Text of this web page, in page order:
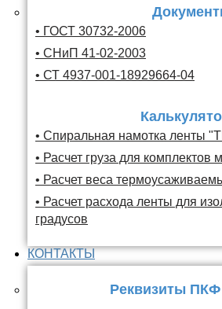
• ГОСТ 30732-2006
• СНиП 41-02-2003
• СТ 4937-001-18929664-04
• Спиральная намотка ленты
• Расчет груза для
• Расчет веса
• Расчет расхода ленты для
градусов
КОНТАКТЫ
Реквизиты